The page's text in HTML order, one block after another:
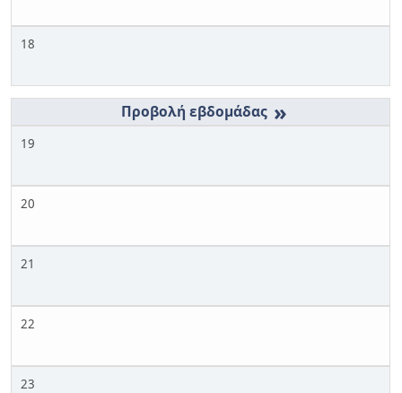
18
»
19
20
21
22
23